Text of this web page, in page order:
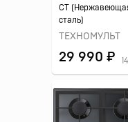
CT
сталь)
ТЕХНОМУЛЬТ
29 990 ₽ 14